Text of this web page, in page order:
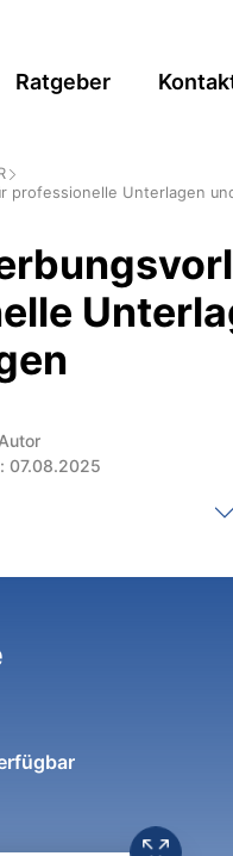
Ratgeber
professionelle Unterlagen
07.08.2025